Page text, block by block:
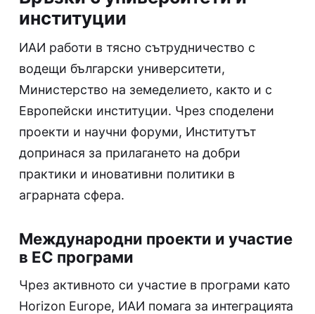
институции
ИАИ работи в тясно сътрудничество с
водещи български университети,
Министерство на земеделието, както и с
Европейски институции. Чрез споделени
проекти и научни форуми, Институтът
допринася за прилагането на добри
практики и иновативни политики в
аграрната сфера.
Международни проекти и участие
в ЕС програми
Чрез активното си участие в програми като
Horizon Europe, ИАИ помага за интеграцията